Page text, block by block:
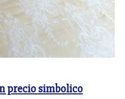
precio simbolico